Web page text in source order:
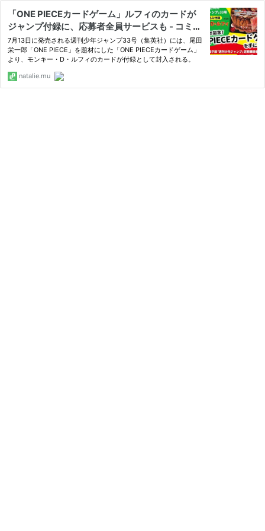
「ONE PIECEカードゲーム」ルフィのカードが
ジャンプ付録に、応募者全員サービスも - コミッ
クナタリー
7月13日に発売される週刊少年ジャンプ33号（集英社）には、尾田
栄一郎「ONE PIECE」を題材にした「ONE PIECEカードゲーム」
より、モンキー・D・ルフィのカードが付録として封入される。
natalie.mu